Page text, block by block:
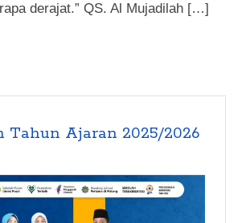
derajat.” QS. Al Mujadilah […]
Tahun Ajaran 2025/2026